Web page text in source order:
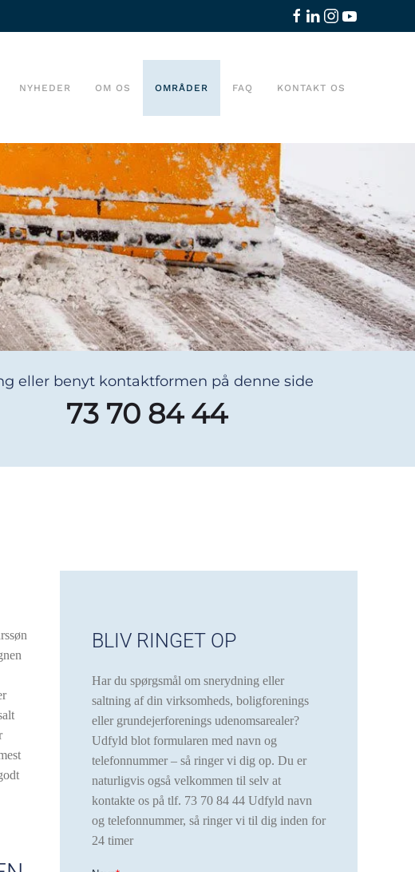
NYHEDER OM OS OMRÅDER FAQ KONTAKT OS
eller benyt kontaktformen på denne side
73 70 84 44
BLIV RINGET OP
Har du spørgsmål om snerydning eller
saltning af din virksomheds, boligforenings
eller grundejerforenings udenomsarealer?
Udfyld blot formularen med navn og
telefonnummer – så ringer vi dig op. Du er
naturligvis også velkommen til selv at
kontakte os på tlf. 73 70 84 44 Udfyld navn
og telefonnummer, så ringer vi til dig inden for
24 timer